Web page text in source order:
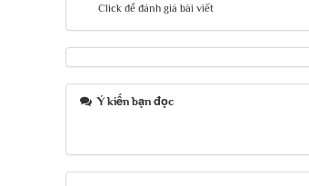
Click để đánh giá bài viết
Ý kiến bạn đọc